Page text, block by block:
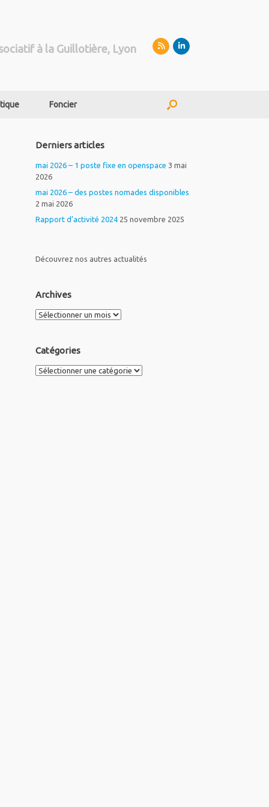
à la Guillotière, Lyon
Foncier
Derniers articles
mai 2026 – 1 poste fixe en openspace 3 mai
2026
mai 2026 – des postes nomades disponibles
2 mai 2026
Rapport d’activité 2024 25 novembre 2025
Découvrez nos autres actualités
Archives
Archives
Catégories
Catégories